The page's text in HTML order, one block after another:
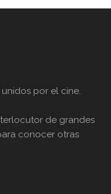
por el cine.
de grandes
conocer otras